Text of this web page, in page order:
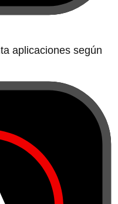
aplicaciones según